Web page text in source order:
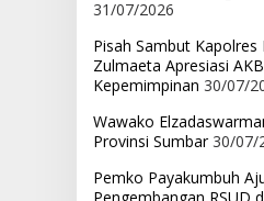
31/07/2026
Pisah Sambut Kapolres
Zulmaeta Apresiasi
Kepemimpinan 30/07/
Wawako
Provinsi Sumbar 30/07/
Pemko Payakumbuh